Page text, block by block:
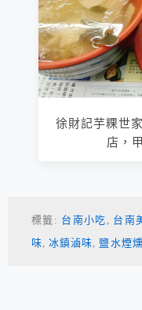
徐財記芋粿世
店，
標籤: 台南小吃 , 台南
味,冰鎮滷味, 鹽水煙燻